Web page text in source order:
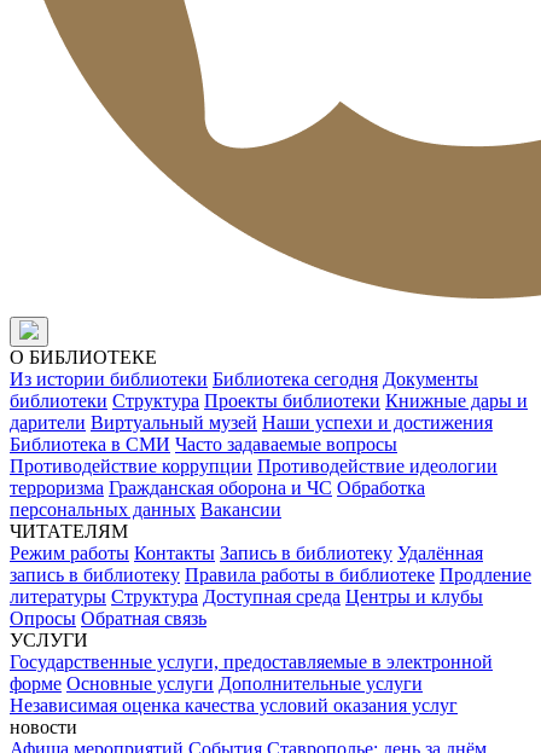
О БИБЛИОТЕКЕ
Из истории библиотеки Библиотека сегодня Документы
библиотеки Структура Проекты библиотеки Книжные дары и
дарители Виртуальный музей Наши успехи и достижения
Библиотека в СМИ Часто задаваемые вопросы
Противодействие коррупции Противодействие идеологии
терроризма Гражданская оборона и ЧС Обработка
персональных данных Вакансии
ЧИТАТЕЛЯМ
Режим работы Контакты Запись в библиотеку Удалённая
запись в библиотеку Правила работы в библиотеке Продление
литературы Структура Доступная среда Центры и клубы
Опросы Обратная связь
УСЛУГИ
Государственные услуги, предоставляемые в электронной
форме Основные услуги Дополнительные услуги
Независимая оценка качества условий оказания услуг
новости
Афиша мероприятий События Ставрополье: день за днём